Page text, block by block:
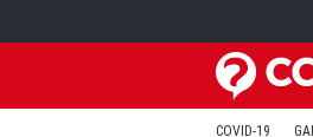
COVID-19